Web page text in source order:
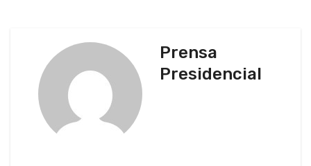
Prensa
Presidencial